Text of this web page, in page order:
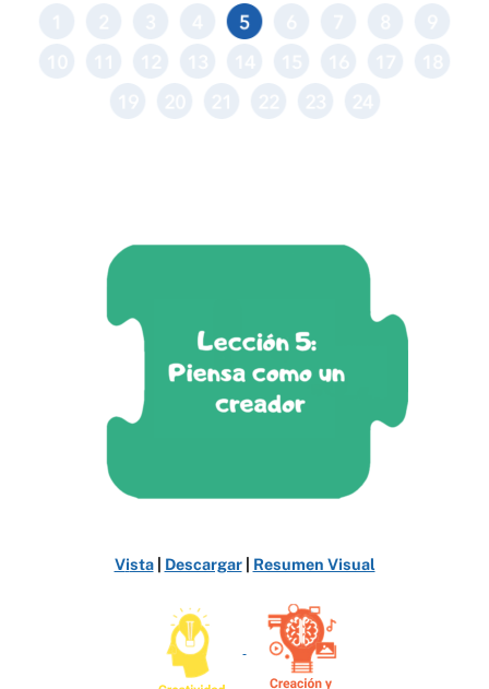
Vista| Descargar | Resumen Visual